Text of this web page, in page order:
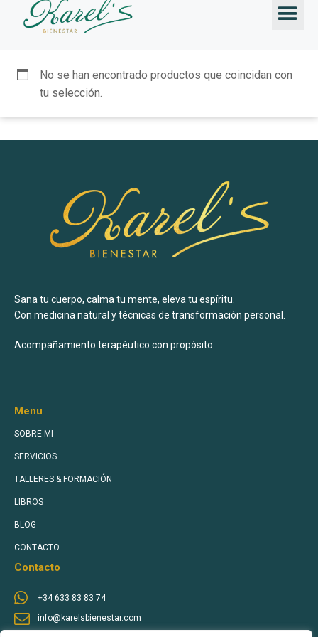
No se han encontrado productos que coincidan con
tu selección.
Sana tu cuerpo, calma tu mente, eleva tu espíritu.
Con medicina natural y técnicas de transformación personal.
Acompañamiento terapéutico con propósito.
Menu
SOBRE MI
SERVICIOS
TALLERES & FORMACIÓN
LIBROS
BLOG
CONTACTO
Contacto
+34 633 83 83 74
info@karelsbienestar.com